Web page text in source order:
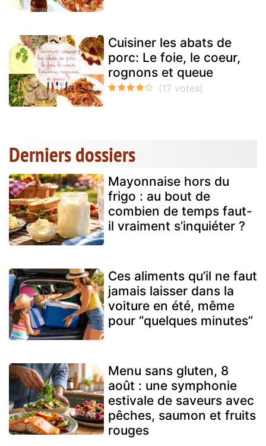
Cuisiner les abats de
porc: Le foie, le coeur,
rognons et queue
Derniers dossiers
Mayonnaise hors du
frigo : au bout de
combien de temps faut-
il vraiment s’inquiéter ?
Ces aliments qu’il ne faut
jamais laisser dans la
voiture en été, même
pour “quelques minutes”
Menu sans gluten, 8
août : une symphonie
estivale de saveurs avec
pêches, saumon et fruits
rouges